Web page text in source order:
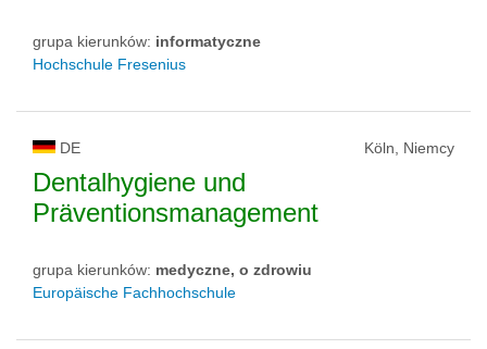
grupa kierunków: informatyczne
Hochschule Fresenius
DE Köln, Niemcy
Dentalhygiene und
Präventionsmanagement
grupa kierunków: medyczne, o zdrowiu
Europäische Fachhochschule